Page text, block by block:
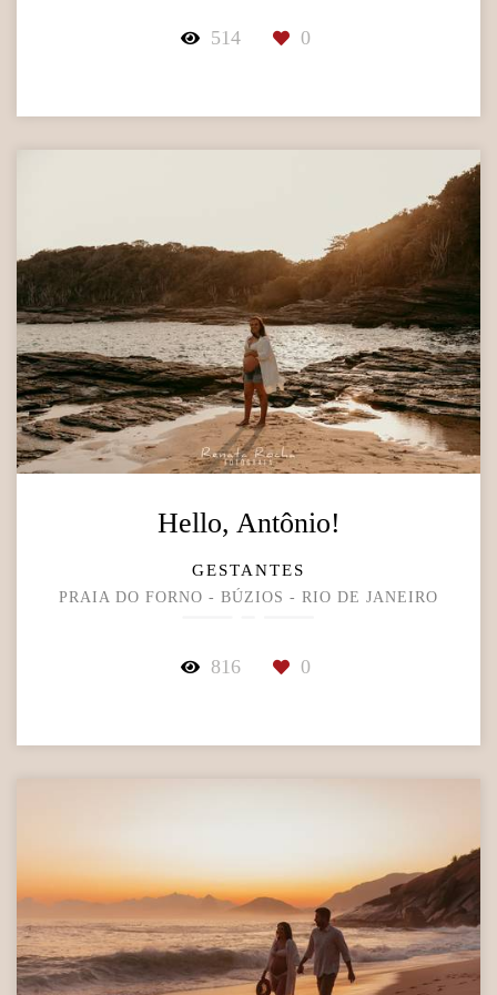
514 0
Hello, Antônio!
GESTANTES
PRAIA DO FORNO - BÚZIOS - RIO DE JANEIRO
816 0